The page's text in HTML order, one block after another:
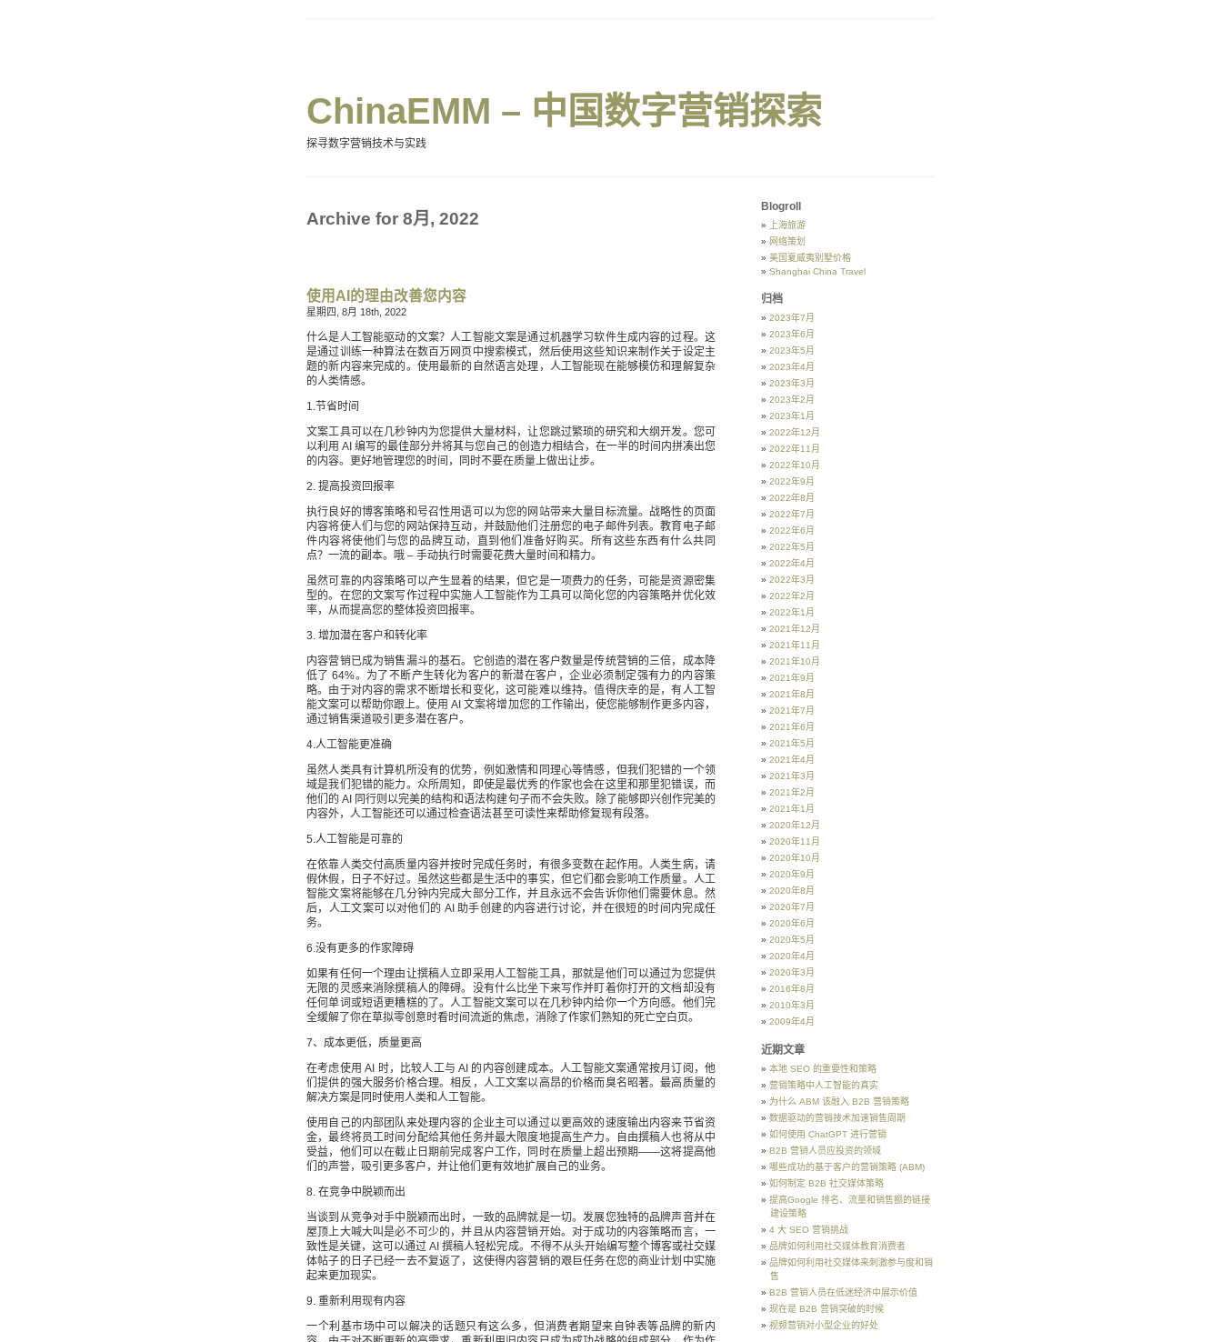
ChinaEMM – 中国数字营销探索
探寻数字营销技术与实践
Archive for 8月, 2022
使用AI的理由改善您内容
星期四, 8月 18th, 2022
什么是人工智能驱动的文案？人工智能文案是通过机器学习软件生成内容的过程。这
是通过训练一种算法在数百万网页中搜索模式，然后使用这些知识来制作关于设定主
题的新内容来完成的。使用最新的自然语言处理，人工智能现在能够模仿和理解复杂
的人类情感。
1.节省时间
文案工具可以在几秒钟内为您提供大量材料，让您跳过繁琐的研究和大纲开发。您可
以利用 AI 编写的最佳部分并将其与您自己的创造力相结合，在一半的时间内拼凑出您
的内容。更好地管理您的时间，同时不要在质量上做出让步。
2. 提高投资回报率
执行良好的博客策略和号召性用语可以为您的网站带来大量目标流量。战略性的页面
内容将使人们与您的网站保持互动，并鼓励他们注册您的电子邮件列表。教育电子邮
件内容将使他们与您的品牌互动，直到他们准备好购买。所有这些东西有什么共同
点？一流的副本。哦 – 手动执行时需要花费大量时间和精力。
虽然可靠的内容策略可以产生显着的结果，但它是一项费力的任务，可能是资源密集
型的。在您的文案写作过程中实施人工智能作为工具可以简化您的内容策略并优化效
率，从而提高您的整体投资回报率。
3. 增加潜在客户和转化率
内容营销已成为销售漏斗的基石。它创造的潜在客户数量是传统营销的三倍，成本降
低了 64%。为了不断产生转化为客户的新潜在客户，企业必须制定强有力的内容策
略。由于对内容的需求不断增长和变化，这可能难以维持。值得庆幸的是，有人工智
能文案可以帮助你跟上。使用 AI 文案将增加您的工作输出，使您能够制作更多内容，
通过销售渠道吸引更多潜在客户。
4.人工智能更准确
虽然人类具有计算机所没有的优势，例如激情和同理心等情感，但我们犯错的一个领
域是我们犯错的能力。众所周知，即使是最优秀的作家也会在这里和那里犯错误，而
他们的 AI 同行则以完美的结构和语法构建句子而不会失败。除了能够即兴创作完美的
内容外，人工智能还可以通过检查语法甚至可读性来帮助修复现有段落。
5.人工智能是可靠的
在依靠人类交付高质量内容并按时完成任务时，有很多变数在起作用。人类生病，请
假休假，日子不好过。虽然这些都是生活中的事实，但它们都会影响工作质量。人工
智能文案将能够在几分钟内完成大部分工作，并且永远不会告诉你他们需要休息。然
后，人工文案可以对他们的 AI 助手创建的内容进行讨论，并在很短的时间内完成任
务。
6.没有更多的作家障碍
如果有任何一个理由让撰稿人立即采用人工智能工具，那就是他们可以通过为您提供
无限的灵感来消除撰稿人的障碍。没有什么比坐下来写作并盯着你打开的文档却没有
任何单词或短语更糟糕的了。人工智能文案可以在几秒钟内给你一个方向感。他们完
全缓解了你在草拟零创意时看时间流逝的焦虑，消除了作家们熟知的死亡空白页。
7、成本更低，质量更高
在考虑使用 AI 时，比较人工与 AI 的内容创建成本。人工智能文案通常按月订阅，他
们提供的强大服务价格合理。相反，人工文案以高昂的价格而臭名昭著。最高质量的
解决方案是同时使用人类和人工智能。
使用自己的内部团队来处理内容的企业主可以通过以更高效的速度输出内容来节省资
金，最终将员工时间分配给其他任务并最大限度地提高生产力。自由撰稿人也将从中
受益，他们可以在截止日期前完成客户工作，同时在质量上超出预期——这将提高他
们的声誉，吸引更多客户，并让他们更有效地扩展自己的业务。
8. 在竞争中脱颖而出
当谈到从竞争对手中脱颖而出时，一致的品牌就是一切。发展您独特的品牌声音并在
屋顶上大喊大叫是必不可少的，并且从内容营销开始。对于成功的内容策略而言，一
致性是关键，这可以通过 AI 撰稿人轻松完成。不得不从头开始编写整个博客或社交媒
体帖子的日子已经一去不复返了，这使得内容营销的艰巨任务在您的商业计划中实施
起来更加现实。
9. 重新利用现有内容
一个利基市场中可以解决的话题只有这么多，但消费者期望来自钟表等品牌的新内
Blogroll
上海旅游
网络策划
美国夏威夷别墅价格
Shanghai China Travel
归档
2023年7月
2023年6月
2023年5月
2023年4月
2023年3月
2023年2月
2023年1月
2022年12月
2022年11月
2022年10月
2022年9月
2022年8月
2022年7月
2022年6月
2022年5月
2022年4月
2022年3月
2022年2月
2022年1月
2021年12月
2021年11月
2021年10月
2021年9月
2021年8月
2021年7月
2021年6月
2021年5月
2021年4月
2021年3月
2021年2月
2021年1月
2020年12月
2020年11月
2020年10月
2020年9月
2020年8月
2020年7月
2020年6月
2020年5月
2020年4月
2020年3月
2016年8月
2010年3月
2009年4月
近期文章
本地 SEO 的重要性和策略
营销策略中人工智能的真实
为什么 ABM 该融入 B2B 营销策略
数据驱动的营销技术加速销售周期
如何使用 ChatGPT 进行营销
B2B 营销人员应投资的领域
哪些成功的基于客户的营销策略 (ABM)
如何制定 B2B 社交媒体策略
提高Google 排名、流量和销售额的链接
建设策略
4 大 SEO 营销挑战
品牌如何利用社交媒体教育消费者
品牌如何利用社交媒体来刺激参与度和销
售
B2B 营销人员在低迷经济中展示价值
现在是 B2B 营销突破的时候
视频营销对小型企业的好处